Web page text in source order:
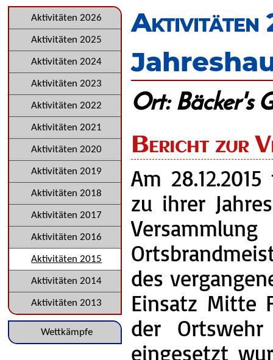
überspringen
Aktivitäten
Ort: Bäcker's
Bericht zur
Am
zu ihrer
des
Einsatz Mitte
der
eingesetzt
Navigation
überspringen
Aktivitäten 2026
Aktivitäten 2025
Aktivitäten 2024
Aktivitäten 2023
Aktivitäten 2022
Aktivitäten 2021
Aktivitäten 2020
Aktivitäten 2019
Aktivitäten 2018
Aktivitäten 2017
Aktivitäten 2016
Aktivitäten 2015
Aktivitäten 2014
Aktivitäten 2013
NavigationWettkämpfe